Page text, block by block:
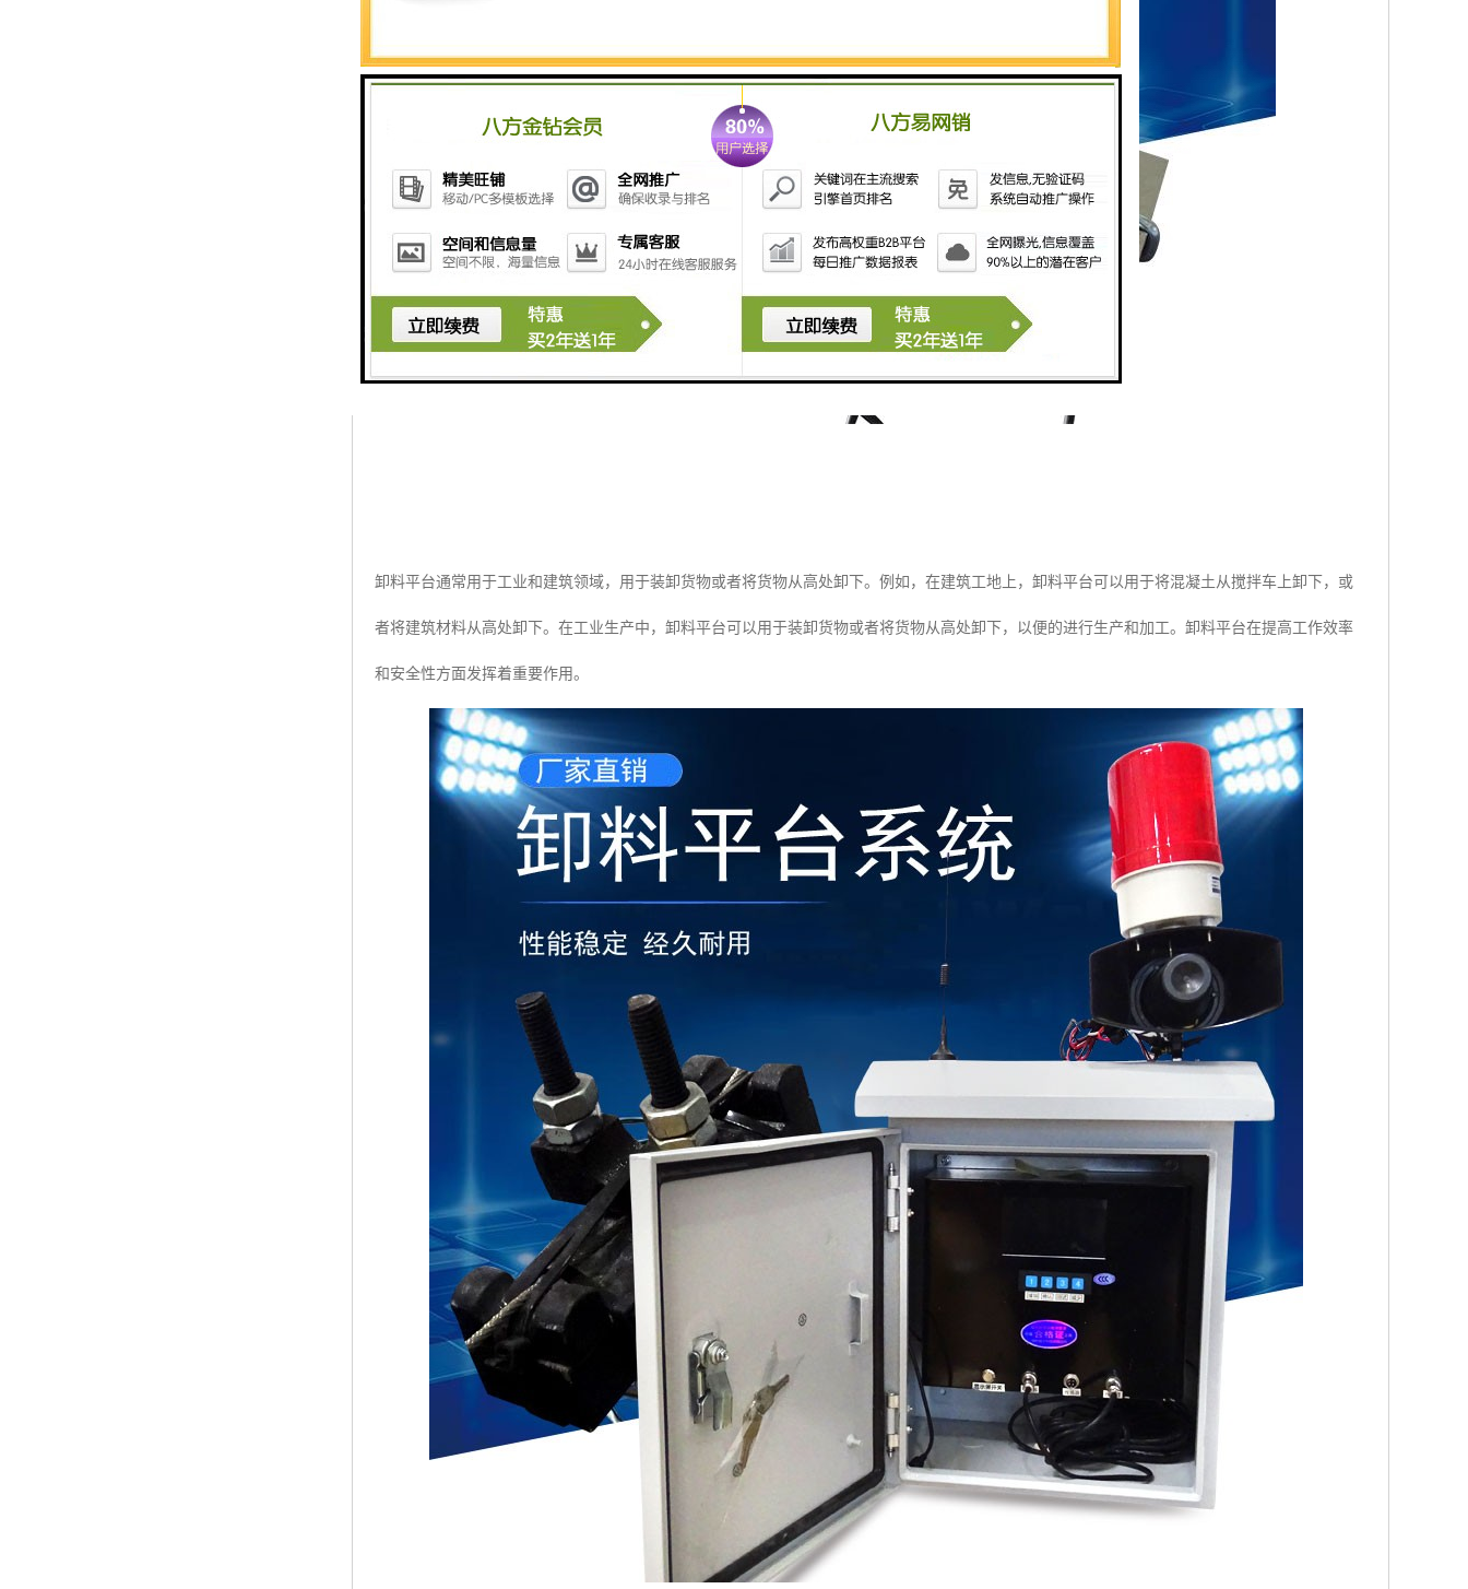
卸料平台通常用于工业和建筑领域，用于装卸货物或者将货物从高处卸下。例如，在建筑工地上，卸料平台可以用于将混凝土从搅拌车上卸下，或
者将建筑材料从高处卸下。在工业生产中，卸料平台可以用于装卸货物或者将货物从高处卸下，以便的进行生产和加工。卸料平台在提高工作效率
和安全性方面发挥着重要作用。